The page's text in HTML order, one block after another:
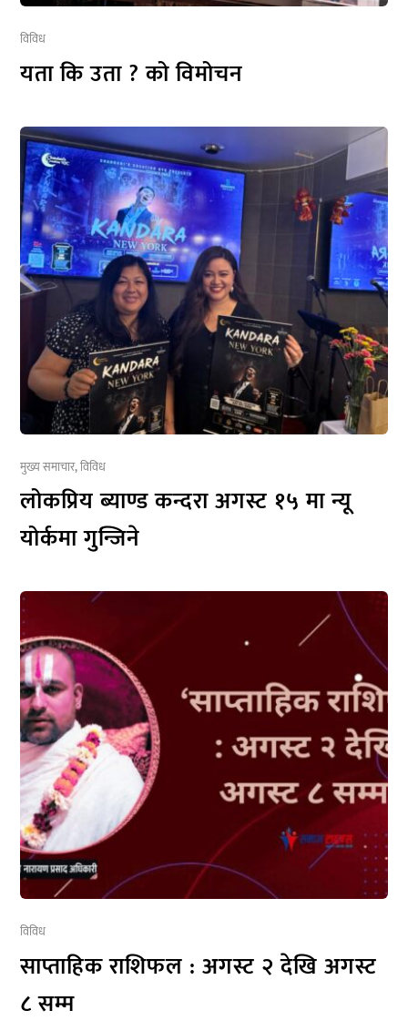
विविध
यता कि उता ? को विमोचन
मुख्य समाचार,विविध
लोकप्रिय ब्याण्ड कन्दरा अगस्ट १५ मा न्यू
योर्कमा गुन्जिने
विविध
साप्ताहिक राशिफल : अगस्ट २ देखि अगस्ट
८ सम्म